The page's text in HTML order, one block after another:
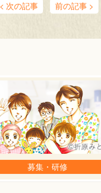
< 次の記事 前の記事 >
募集・研修